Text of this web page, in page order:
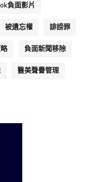
負面影片
被遺忘權 誹謗罪
負面新聞移除
醫美聲譽管理